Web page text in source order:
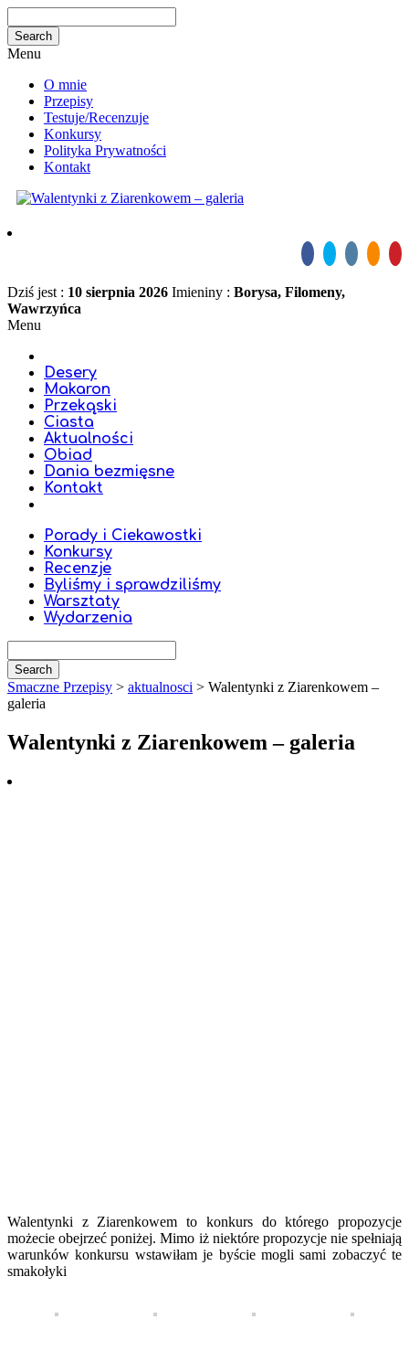
Menu
O mnie
Przepisy
Testuje/Recenzuje
Konkursy
Polityka Prywatności
Kontakt
Dziś jest : 10 sierpnia 2026 Imieniny : Borysa, Filomeny,
Wawrzyńca
Menu
Desery
Makaron
Przekąski
Ciasta
Aktualności
Obiad
Dania bezmięsne
Kontakt
Porady i Ciekawostki
Konkursy
Recenzje
Byliśmy i sprawdziliśmy
Warsztaty
Wydarzenia
Smaczne Przepisy > aktualnosci > Walentynki z Ziarenkowem –
galeria
Walentynki z Ziarenkowem – galeria
Walentynki z Ziarenkowem to konkurs do którego propozycje
możecie obejrzeć poniżej. Mimo iż niektóre propozycje nie spełniają
warunków konkursu wstawiłam je byście mogli sami zobaczyć te
smakołyki